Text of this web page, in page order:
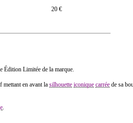
20 €
Édition Limitée de la marque.
mettant en avant la silhouette iconique carrée de sa
.